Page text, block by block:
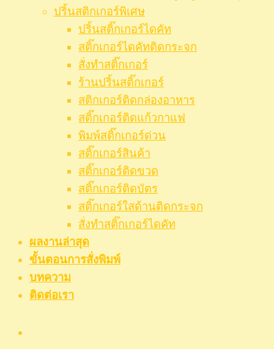
ปริ้นสติกเกอร์พิเศษ
ปริ้นสติ๊กเกอร์ไดคัท
สติ๊กเกอร์ไดคัทติดกระจก
สั่งทำสติ๊กเกอร์
ร้านปริ้นสติ๊กเกอร์
สติกเกอร์ติดกล่องอาหาร
สติ๊กเกอร์ติดแก้วกาแฟ
พิมพ์สติ๊กเกอร์ด่วน
สติ๊กเกอร์สินค้า
สติ๊กเกอร์ติดขวด
สติ๊กเกอร์ติดบัตร
สติ๊กเกอร์ใสด้านติดกระจก
สั่งทําสติ๊กเกอร์ไดคัท
ผลงานล่าสุด
ขั้นตอนการสั่งพิมพ์
บทความ
ติดต่อเรา